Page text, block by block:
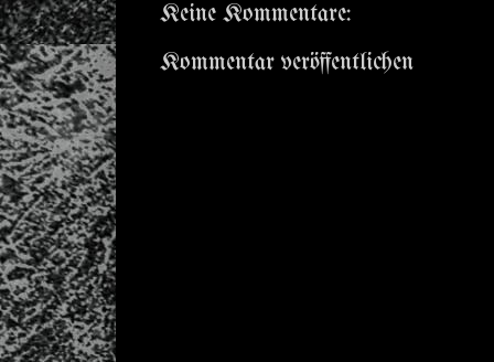
Keine Kommentare:
Kommentar veröffentlichen